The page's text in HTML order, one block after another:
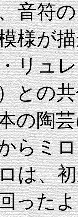
音符
様が
リュ
との
の陶
らミ
は、
った